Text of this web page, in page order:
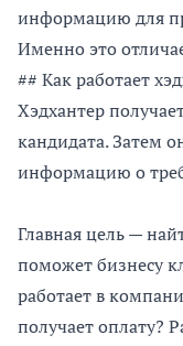
информацию для
Именно это
## Как работает
Хэдхантер
кандидата. Затем
информацию о
Главная цель —
поможет бизнесу
работает в
получает оплату?